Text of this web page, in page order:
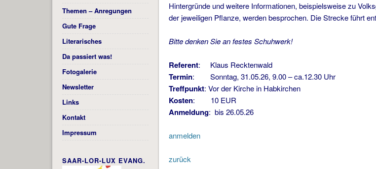
Hintergründe und weitere Informationen, beispielsweise zu
der jeweiligen Pflanze, werden besprochen. Die Strecke führt
Bitte denken Sie an festes Schuhwerk!
Referent: Klaus Recktenwald
Termin: Sonntag, 31.05.26, 9.00 – ca.12.30 Uhr
Treffpunkt: Vor der Kirche in Habkirchen
Kosten: 10 EUR
Anmeldung: bis 26.05.26
anmelden
zurück
Themen – Anregungen
Gute Frage
Literarisches
Da passiert was!
Fotogalerie
Newsletter
Links
Kontakt
Impressum
SAAR-LOR-LUX EVANG.